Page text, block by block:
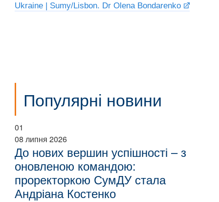
Ukraine | Sumy/Lisbon. Dr Olena Bondarenko
Популярні новини
01
08 липня 2026
До нових вершин успішності – з
оновленою командою:
проректоркою СумДУ стала
Андріана Костенко